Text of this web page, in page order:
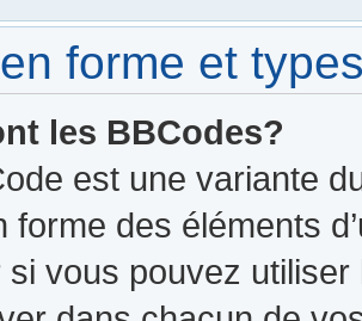
forme et
les BBCodes?
est une variante
forme des éléments
si vous pouvez